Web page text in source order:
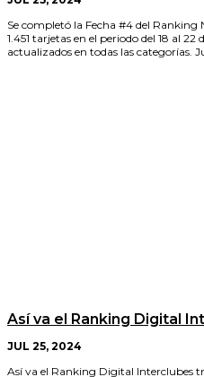
Se completó la Fecha #4 del
1.451 tarjetas en el periodo del 18 al
actualizados en todas las categorías.
Así va el Ranking Digital
JUL 25, 2024
Así va el Ranking Digital Interclubes